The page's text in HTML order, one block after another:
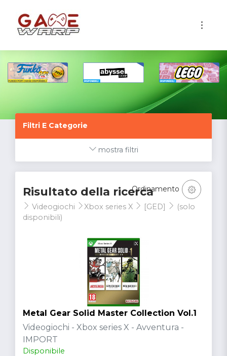
Filtri E Categorie
mostra filtri
Risultato della ricerca
Videogiochi Xbox series X [GED]
(solo
disponibili)
Ordinamento
Metal Gear Solid Master Collection Vol.1
Videogiochi - Xbox series X - Avventura -
IMPORT
Disponibile